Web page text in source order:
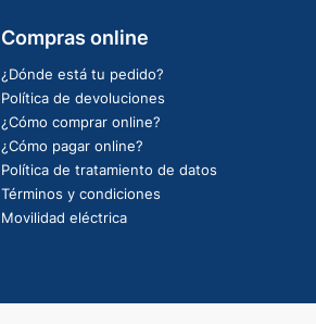
Compras online
¿Dónde está tu pedido?
Política de devoluciones
¿Cómo comprar online?
¿Cómo pagar online?
Política de tratamiento de datos
Términos y condiciones
Movilidad eléctrica